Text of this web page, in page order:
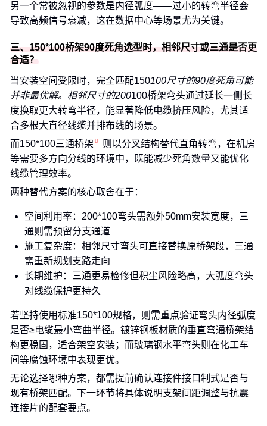
另一个常被忽视的参数是内径弧度——过小的转弯半径会
导致高频信号衰减，这在数据中心等场景尤为关键。
三、150*100桥架90度死角选型时，相邻尺寸或三通是否更
合适？
当安装空间受限时，完全匹配150100尺寸的90度死角可能
并非最优解。相邻尺寸的200100桥架弯头通过延长一侧长
度换取更大转弯半径，能显著降低电缆挤压风险，尤其适
合多根大直径线缆并排布线的场景。
而150*100三通桥架
则以分叉结构替代直角转弯，在机房
等需要多方向分线的环境中，既能减少死角数量又能优化
线缆管理效率。
两种替代方案的核心取舍在于：
空间利用率：200*100弯头需额外50mm安装宽度，三
通则需预留分支通道
施工复杂度：相邻尺寸弯头可直接替换原桥架段，三通
需重新规划支路走向
长期维护：三通更易检修但积尘风险略高，大弧度弯头
对线缆保护更持久
若坚持使用标准150*100规格，则需重点验证弯头内径弧度
是否≥电缆最小弯曲半径。镀锌钢板材质的垂直弯通桥架结
构更稳固，适合架空安装；而玻璃钢水平弯头则在化工车
间等腐蚀环境中表现更优。
无论选择哪种方案，都需提前确认连接件接口制式是否与
现有桥架匹配。下一环节将具体说明支架间距调整与抗震
连接片的配套要点。